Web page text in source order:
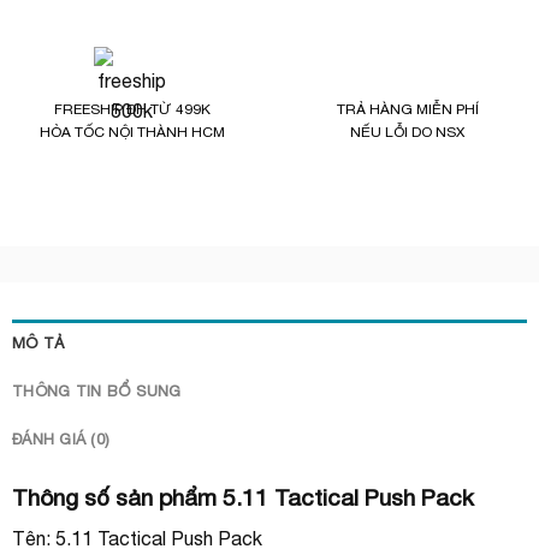
FREESHIP ĐH TỪ 499K
HỎA TỐC NỘI THÀNH HCM
TRẢ HÀNG MIỄN PHÍ
NẾU LỖI DO NSX
MÔ TẢ
THÔNG TIN BỔ SUNG
ĐÁNH GIÁ (0)
Thông số sản phẩm 5.11 Tactical Push Pack
Tên: 5.11 Tactical Push Pack